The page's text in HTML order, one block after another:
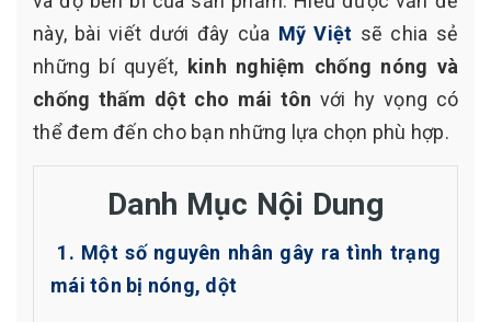
này, bài viết dưới đây của Mỹ Việt sẽ chia sẻ
những bí quyết, kinh nghiệm chống nóng và
chống thấm dột cho mái tôn với hy vọng có
thể đem đến cho bạn những lựa chọn phù hợp.
Danh Mục Nội Dung
1. Một số nguyên nhân gây ra tình trạng
mái tôn bị nóng, dột